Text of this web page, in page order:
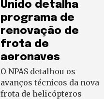
Unido detalha
programa de
renovação de
frota de
aeronaves
O NPAS detalhou os
avanços técnicos da nova
frota de helicópteros